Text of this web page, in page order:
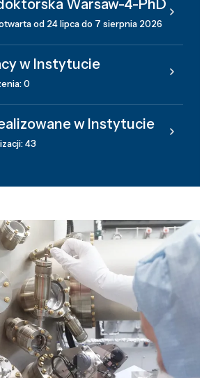
Warsaw-4-PhD
od 24 lipca do 7 sierpnia 2026
w Instytucie
0
w Instytucie
43